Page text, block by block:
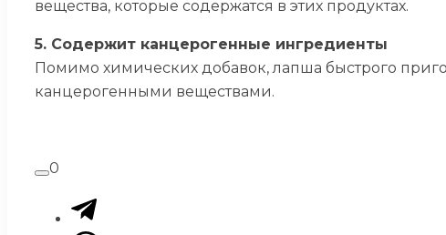
вещества, которые содержатся в этих продуктах.
5. Содержит канцерогенные ингредиенты
Помимо химических добавок, лапша быстрого
канцерогенными веществами.
0